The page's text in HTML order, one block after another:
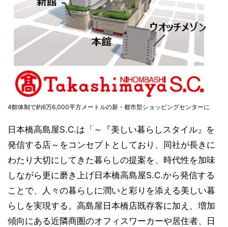
4館体制で約6万6,000平方メートルの新・都市型ショッピングセンターに
日本橋高島屋S.C.は「～『美しい暮らしスタイル』を
発信する店～をコンセプトとしており、同社が長きに
わたり大切にしてきた暮らしの提案を、時代性を加味
しながら更に磨き上げ日本橋高島屋S.C.から発信する
ことで、人々の暮らしに潤いと彩りを添える美しい暮
らしを実現する。高島屋日本橋店既存客に加え、増加
傾向にある近隣商圏のオフィスワーカーや居住者、日